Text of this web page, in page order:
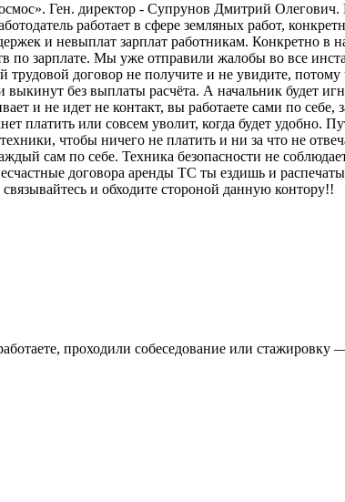
Ген. директор - Супрунов Дмитрий
работает в сфере земляных работ,
и невыплат зарплат работникам. Конкретно
зарплате. Мы уже отправили жалобы во все
договор не получите и не увидите,
без выплаты расчёта. А начальник будет
и не идет не контакт, вы работаете сами по
платить или совсем уволит, когда будет удобно.
чтобы ничего не платить и ни за что не
сам по себе. Техника безопасности не
договора аренды ТС ты ездишь и
и обходите стороной данную контору!!
проходили собеседование или